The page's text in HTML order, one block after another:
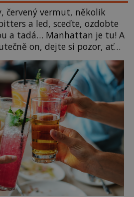
červený vermut, několik
a led, sceďte, ozdobte
a tadá… Manhattan je tu! A
on, dejte si pozor, ať
rye whiskey či klidně
skotskou whisku. Co se
stále skvělý, ale už to
[…]